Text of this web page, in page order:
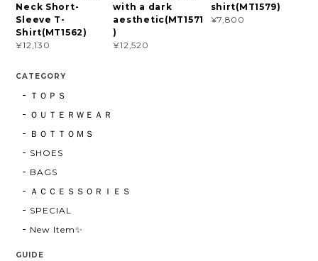
Neck Short-
Sleeve T-
Shirt(MT1562)
¥12,130
with a dark
aesthetic(MT1571
)
¥12,520
shirt(MT1579)
¥7,800
CATEGORY
ＴＯＰＳ
ＯＵＴＥＲＷＥＡＲ
ＢＯＴＴＯＭＳ
SHOES
BAGS
ＡＣＣＥＳＳＯＲＩＥＳ
SPECIAL
New Item✨
GUIDE